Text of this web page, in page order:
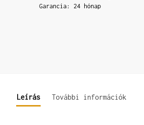
Garancia: 24 hónap
Leírás További információk